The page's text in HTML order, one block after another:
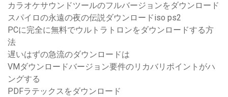
カラオケサウンドツールのフルバージョンをダウンロード
スパイロの永遠の夜の伝説ダウンロードiso ps2
PCに完全に無料でウルトラトロンをダウンロードする方
法
遅いはずの急流のダウンロードは
VMダウンロードバージョン要件のリカバリポイントがハ
ングする
PDFラテックスをダウンロード